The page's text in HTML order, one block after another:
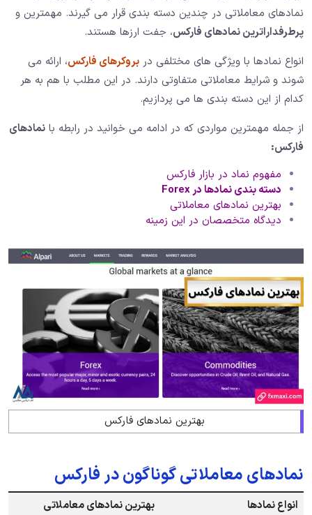
نمادهای معاملاتی در چندین دسته بندی قرار می گیرند. مهمترین و
پرطرفداراترین نمادهای فارکس، جفت ارزها هستند.
انواع نمادها با ویژگی های مختلفی در بروکرهای فارکس، ارائه می
شوند و شرایط معاملاتی متفاوتی دارند. در این مطلب با هم به هر
کدام از این دسته بندی ها می پردازیم.
از جمله مهمترین مواردی که در ادامه می خوانید در رابطه با نمادهای
فارکس:
مفهوم نماد در بازار فارکس
دسته بندی نمادها درForex
بهترین نمادهای معاملاتی
دیدگاه متخصصان در این زمینه
بهترین نمادهای فارکس
نمادهای معاملاتی گوناگون در فارکس
انواع نمادها
بهترین نمادهای معاملاتی